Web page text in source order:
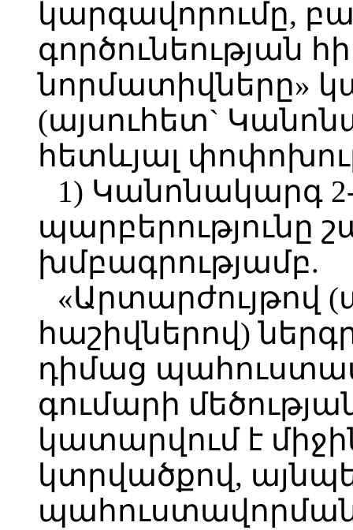
կարգավորումը,
գործունեության
նորմատիվները»
(այսուհետ`
հետևյալ
1) Կանոնակարգ
պարբերությունը
խմբագրությամբ.
«Արտարժույթով
հաշիվներով)
դիմաց
գումարի
կատարվում է
կտրվածքով,